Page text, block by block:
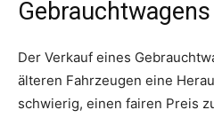
Gebrauchtwagens
Der Verkauf eines
älteren Fahrzeugen eine
schwierig, einen fairen Preis